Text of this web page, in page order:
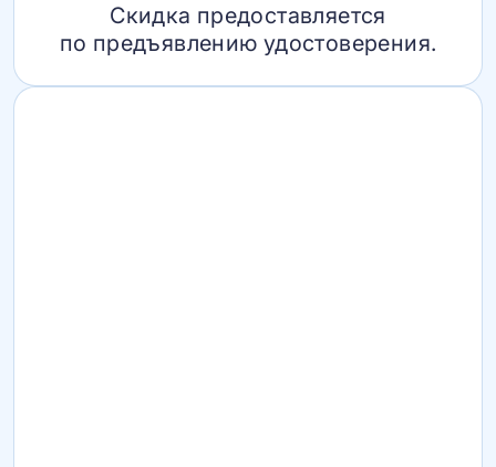
Скидка предоставляется
по предъявлению удостоверения.